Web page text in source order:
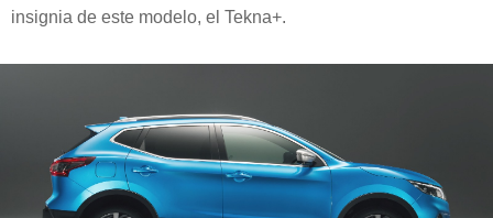
insignia de este modelo, el Tekna+.